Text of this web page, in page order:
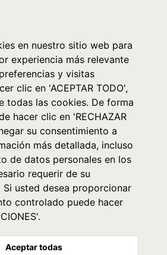
en nuestro sitio web para
experiencia más relevante
y visitas
clic en 'ACEPTAR TODO',
todas las cookies. De forma
hacer clic en 'RECHAZAR
su consentimiento a
más detallada, incluso
de datos personales en los
requerir de su
usted desea proporcionar
controlado puede hacer
Aceptar todas